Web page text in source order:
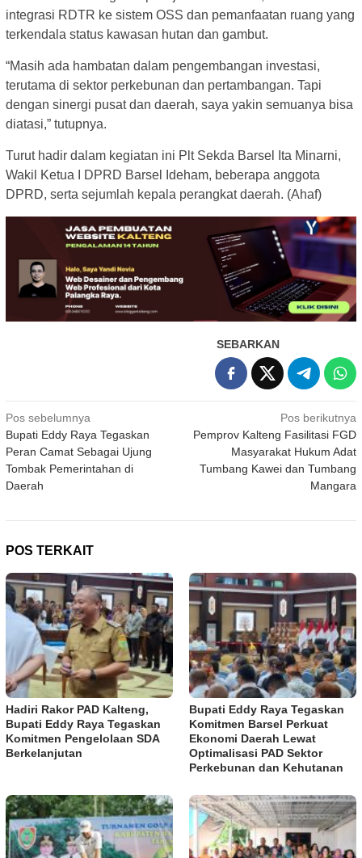
integrasi RDTR ke sistem OSS dan pemanfaatan ruang yang
terkendala status kawasan hutan dan gambut.
“Masih ada hambatan dalam pengembangan investasi,
terutama di sektor perkebunan dan pertambangan. Tapi
dengan sinergi pusat dan daerah, saya yakin semuanya bisa
diatasi,” tutupnya.
Turut hadir dalam kegiatan ini Plt Sekda Barsel Ita Minarni,
Wakil Ketua I DPRD Barsel Ideham, beberapa anggota
DPRD, serta sejumlah kepala perangkat daerah. (Ahaf)
SEBARKAN
Navigasi
pos
Pos sebelumnya
Bupati Eddy Raya Tegaskan
Peran Camat Sebagai Ujung
Tombak Pemerintahan di
Daerah
Pos berikutnya
Pemprov Kalteng Fasilitasi FGD
Masyarakat Hukum Adat
Tumbang Kawei dan Tumbang
Mangara
POS TERKAIT
Hadiri Rakor PAD Kalteng,
Bupati Eddy Raya Tegaskan
Komitmen Pengelolaan SDA
Berkelanjutan
Bupati Eddy Raya Tegaskan
Komitmen Barsel Perkuat
Ekonomi Daerah Lewat
Optimalisasi PAD Sektor
Perkebunan dan Kehutanan